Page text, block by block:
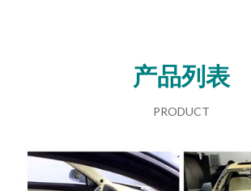
产品列表
PRODUCT